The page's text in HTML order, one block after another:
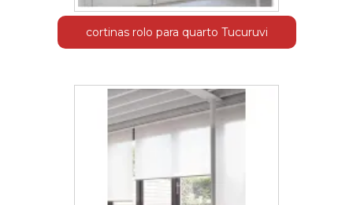
cortinas rolo para quarto Tucuruvi